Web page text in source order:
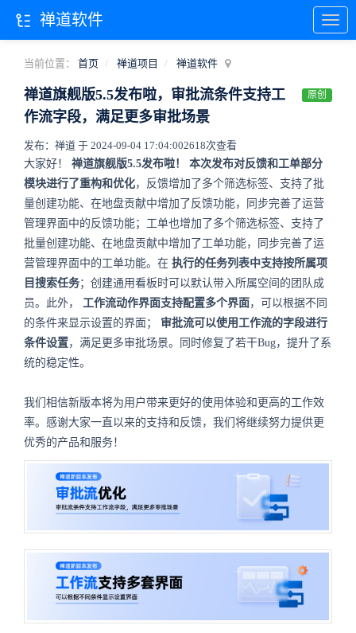
当前位置： 首页 禅道项目 禅道软件
禅道旗舰版5.5发布啦，审批流条件支持工
作流字段，满足更多审批场景
原创
发布：禅道 于 2024-09-04 17:04:002618次查看
大家好！ 禅道旗舰版5.5发布啦！
本次发布对反馈和工单部分
模块进行了重构和优化，反馈增加了多个筛选标签、支持了批
量创建功能、在地盘贡献中增加了反馈功能，同步完善了运营
管理界面中的反馈功能；工单也增加了多个筛选标签、支持了
批量创建功能、在地盘贡献中增加了工单功能，同步完善了运
营管理界面中的工单功能。在 执行的任务列表中支持按所属项
目搜索任务；创建通用看板时可以默认带入所属空间的团队成
员。此外， 工作流动作界面支持配置多个界面 ，可以根据不同
的条件来显示设置的界面； 审批流可以使用工作流的字段进行
条件设置，满足更多审批场景。同时修复了若干Bug，提升了系
统的稳定性。
我们相信新版本将为用户带来更好的使用体验和更高的工作效
率。感谢大家一直以来的支持和反馈，我们将继续努力提供更
优秀的产品和服务！
禅道软件